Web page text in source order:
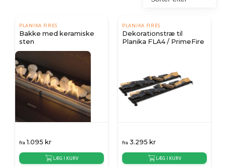
PLANIKA FIRES
Bakke med keramiske
sten
fra 1.095 kr
LÆG I KURV
PLANIKA FIRES
Dekorationstræ til
Planika FLA4 / PrimeFire
fra 3.295 kr
LÆG I KURV